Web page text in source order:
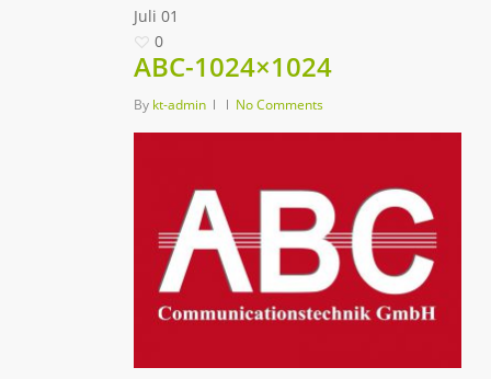
Juli 01
0
ABC-1024×1024
By kt-admin No Comments